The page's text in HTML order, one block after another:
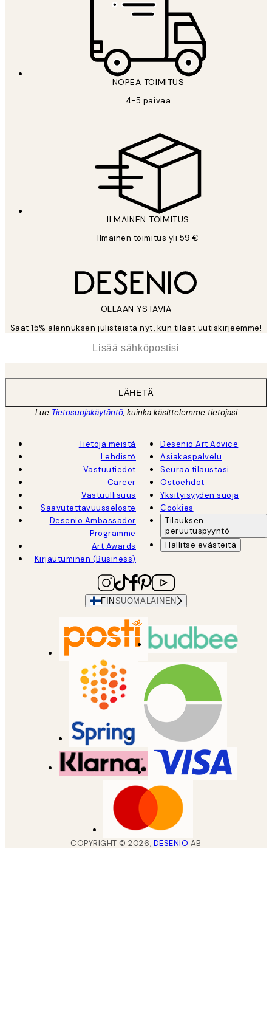
NOPEA TOIMITUS
4-5 päivää
ILMAINEN TOIMITUS
Ilmainen toimitus yli 59 €
OLLAAN YSTÄVIÄ
Saat 15% alennuksen julisteista nyt, kun tilaat uutiskirjeemme!
LÄHETÄ
Lue Tietosuojakäytäntö, kuinka käsittelemme tietojasi
Tietoja meistä
Lehdistö
Vastuutiedot
Career
Vastuullisuus
Saavutettavuusseloste
Desenio Ambassador
Programme
Art Awards
Kirjautuminen (Business)
Desenio Art Advice
Asiakaspalvelu
Seuraa tilaustasi
Ostoehdot
Yksityisyyden suoja
Cookies
Tilauksen
peruutuspyyntö
Hallitse evästeitä
FIN SUOMALAINEN
COPYRIGHT ©2026, DESENIO AB